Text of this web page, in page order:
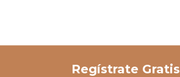
Regístrate Gratis